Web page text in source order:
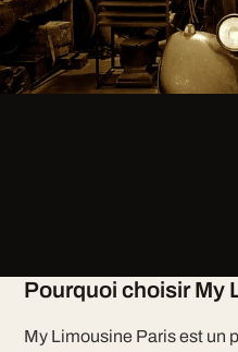
Pourquoi choisir My
My Limousine Paris est un